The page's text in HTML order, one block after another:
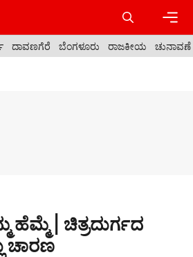
ದಾವಣಗೆರೆ ಬೆಂಗಳೂರು ರಾಜಕೀಯ ಚುನಾವಣೆ
ಹೆಮ್ಮೆ | ಚಿತ್ರದುರ್ಗದ
ಚಾರಣ